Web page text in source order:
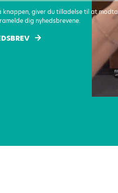
giver du tilladelse til at
dig nyhedsbrevene.